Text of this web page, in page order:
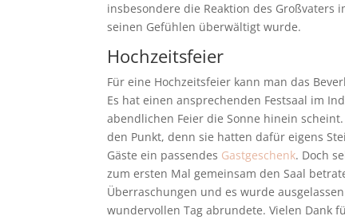
insbesondere die Reaktion des Großvaters
seinen Gefühlen überwältigt wurde.
Hochzeitsfeier
Für eine Hochzeitsfeier kann man das
Es hat einen ansprechenden Festsaal im
abendlichen Feier die Sonne hinein
den Punkt, denn sie hatten dafür eigens
Gäste ein passendes Gastgeschenk. Doch
zum ersten Mal gemeinsam den Saal
Überraschungen und es wurde
wundervollen Tag abrundete. Vielen Dank